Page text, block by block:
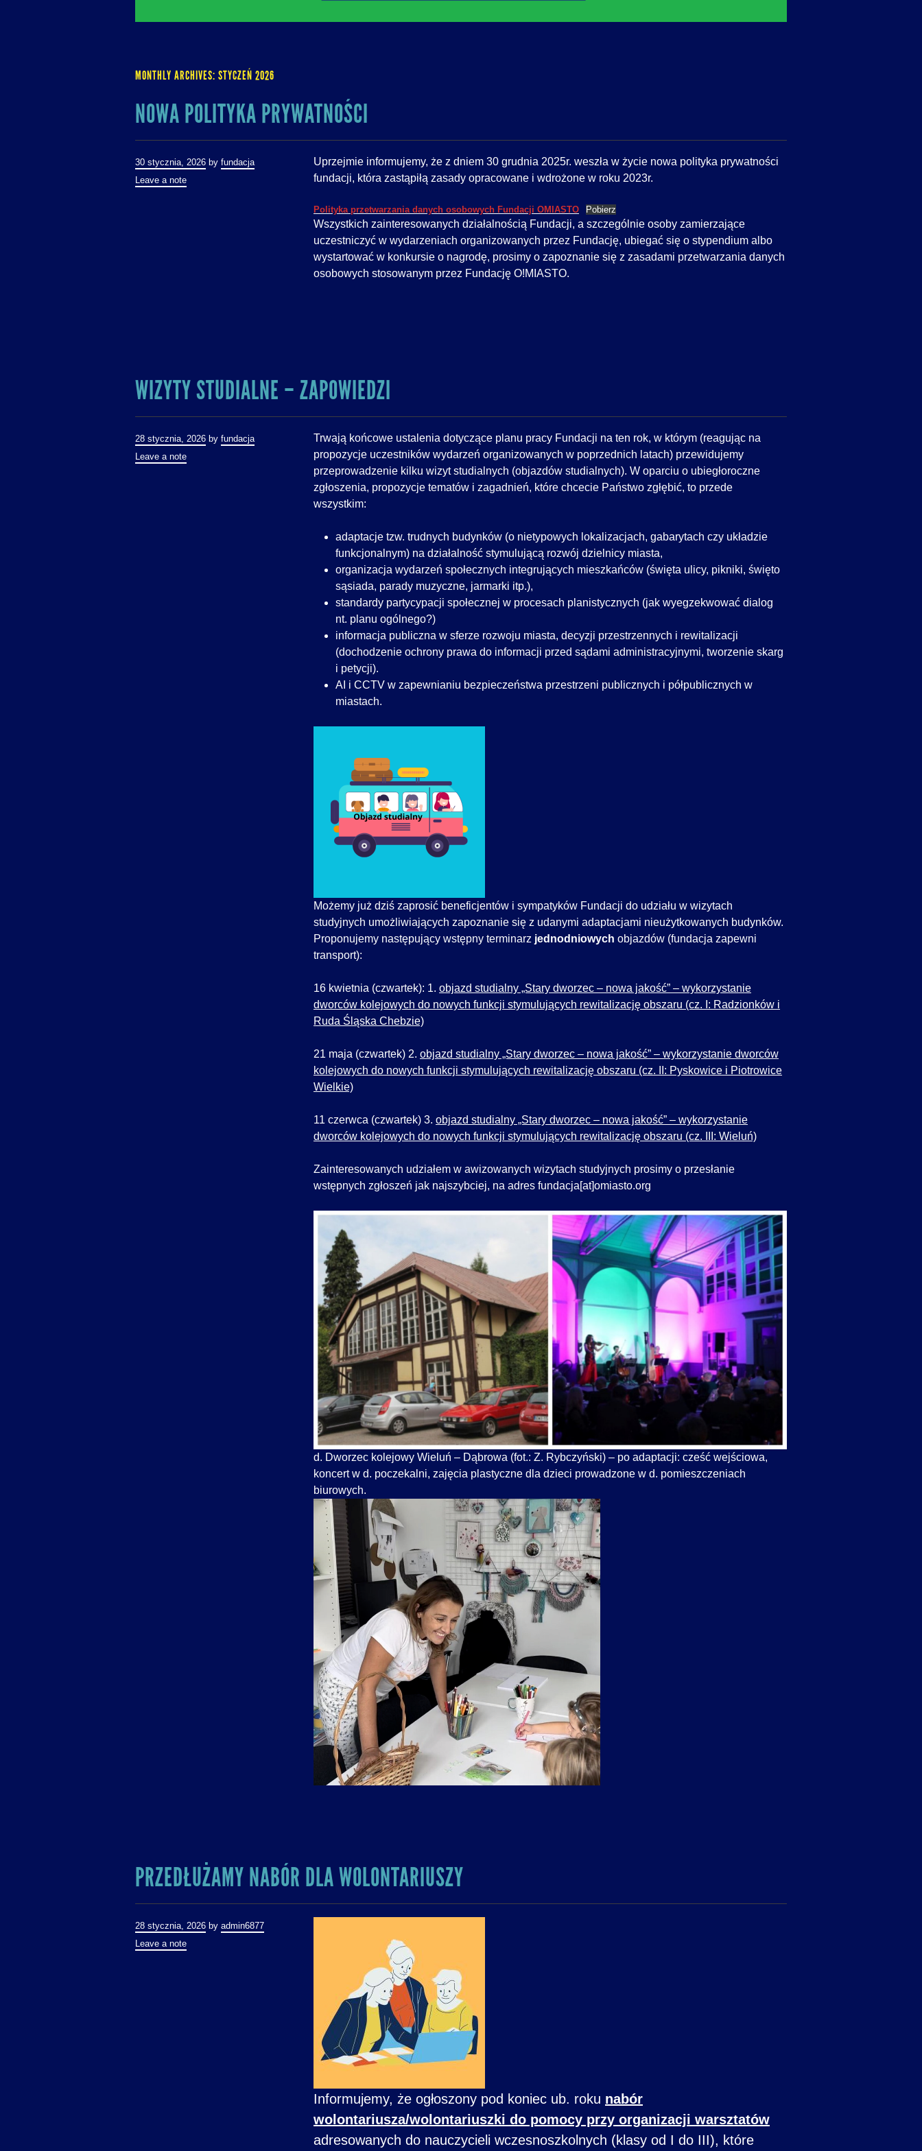
MONTHLY ARCHIVES: STYCZEŃ 2026
NOWA POLITYKA PRYWATNOŚCI
Uprzejmie informujemy, że z dniem 30 grudnia 2025r. weszła w życie nowa polityka prywatności
fundacji, która zastąpiłą zasady opracowane i wdrożone w roku 2023r.
Polityka przetwarzania danych osobowych Fundacji OMIASTO Pobierz
Wszystkich zainteresowanych działalnością Fundacji, a szczególnie osoby zamierzające
uczestniczyć w wydarzeniach organizowanych przez Fundację, ubiegać się o stypendium albo
wystartować w konkursie o nagrodę, prosimy o zapoznanie się z zasadami przetwarzania danych
osobowych stosowanym przez Fundację O!MIASTO.
30 stycznia, 2026 by fundacja
Leave a note
WIZYTY STUDIALNE – ZAPOWIEDZI
Trwają końcowe ustalenia dotyczące planu pracy Fundacji na ten rok, w którym (reagując na
propozycje uczestników wydarzeń organizowanych w poprzednich latach) przewidujemy
przeprowadzenie kilku wizyt studialnych (objazdów studialnych). W oparciu o ubiegłoroczne
zgłoszenia, propozycje tematów i zagadnień, które chcecie Państwo zgłębić, to przede
wszystkim:
adaptacje tzw. trudnych budynków (o nietypowych lokalizacjach, gabarytach czy układzie
funkcjonalnym) na działalność stymulującą rozwój dzielnicy miasta,
organizacja wydarzeń społecznych integrujących mieszkańców (święta ulicy, pikniki, święto
sąsiada, parady muzyczne, jarmarki itp.),
standardy partycypacji społecznej w procesach planistycznych (jak wyegzekwować dialog
nt. planu ogólnego?)
informacja publiczna w sferze rozwoju miasta, decyzji przestrzennych i rewitalizacji
(dochodzenie ochrony prawa do informacji przed sądami administracyjnymi, tworzenie skarg
i petycji).
AI i CCTV w zapewnianiu bezpieczeństwa przestrzeni publicznych i półpublicznych w
miastach.
Możemy już dziś zaprosić beneficjentów i sympatyków Fundacji do udziału w wizytach
studyjnych umożliwiających zapoznanie się z udanymi adaptacjami nieużytkowanych budynków.
Proponujemy następujący wstępny terminarz jednodniowych objazdów (fundacja zapewni
transport):
16 kwietnia (czwartek): 1. objazd studialny „Stary dworzec – nowa jakość” – wykorzystanie
dworców kolejowych do nowych funkcji stymulujących rewitalizację obszaru (cz. I: Radzionków i
Ruda Śląska Chebzie)
21 maja (czwartek) 2. objazd studialny „Stary dworzec – nowa jakość” – wykorzystanie dworców
kolejowych do nowych funkcji stymulujących rewitalizację obszaru (cz. II: Pyskowice i Piotrowice
Wielkie)
11 czerwca (czwartek) 3. objazd studialny „Stary dworzec – nowa jakość” – wykorzystanie
dworców kolejowych do nowych funkcji stymulujących rewitalizację obszaru (cz. III: Wieluń)
Zainteresowanych udziałem w awizowanych wizytach studyjnych prosimy o przesłanie
wstępnych zgłoszeń jak najszybciej, na adres fundacja[at]omiasto.org
d. Dworzec kolejowy Wieluń – Dąbrowa (fot.: Z. Rybczyński) – po adaptacji: cześć wejściowa,
koncert w d. poczekalni, zajęcia plastyczne dla dzieci prowadzone w d. pomieszczeniach
biurowych.
28 stycznia, 2026 by fundacja
Leave a note
PRZEDŁUŻAMY NABÓR DLA WOLONTARIUSZY
Informujemy, że ogłoszony pod koniec ub. roku nabór
wolontariusza/wolontariuszki do pomocy przy organizacji warsztatów
adresowanych do nauczycieli wczesnoszkolnych (klasy od I do III), które
28 stycznia, 2026 by admin6877
Leave a note